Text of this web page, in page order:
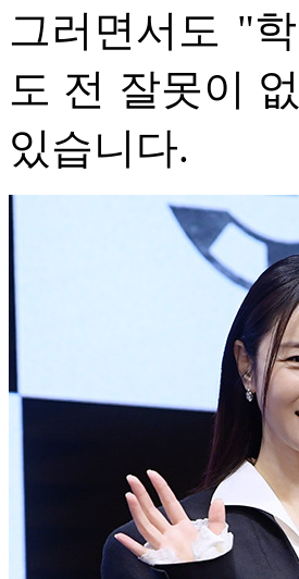
그러면서도 "
도 전 잘못이
있습니다.